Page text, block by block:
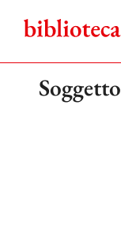
contenuto